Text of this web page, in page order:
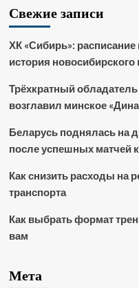
Свежие записи
ХК «Сибирь»: расписание
история новосибирского
Трёхкратный
возглавил минское
Беларусь поднялась на
после успешных матчей
Как снизить расходы на
транспорта
Как выбрать формат
вам
Мета